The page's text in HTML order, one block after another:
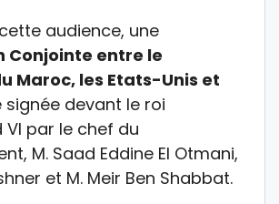
audience, une
Conjointe entre le
Maroc, les Etats-Unis et
signée devant le roi
par le chef du
M. Saad Eddine El Otmani,
et M. Meir Ben Shabbat.